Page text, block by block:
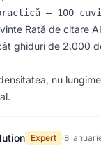
Rată de citare
ghiduri de 2.000
nu
Expert ·8